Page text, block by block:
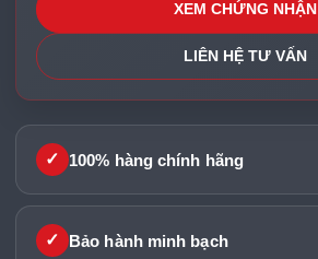
XEM CHỨNG NHẬN
LIÊN HỆ TƯ VẤN
✓ 100% hàng chính hãng
✓ Bảo hành minh bạch